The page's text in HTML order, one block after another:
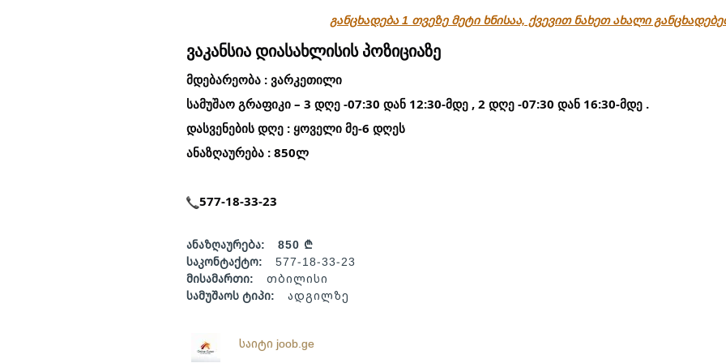
განცხადება 1 თვეზე მეტი ხნისაა, ქვევით ნახეთ ახალი
ვაკანსია დიასახლისის პოზიციაზე
მდებარეობა : ვარკეთილი
სამუშაო გრაფიკი – 3 დღე -07:30 დან 12:30-მდე , 2 დღე -07:30 დან 16:30-მდე .
დასვენების დღე : ყოველი მე-6 დღეს
ანაზღაურება : 850ლ
577-18-33-23
ანაზღაურება:
850 ₾
საკონტაქტო:
577-18-33-23
მისამართი:
თბილისი
სამუშაოს ტიპი:
ადგილზე
საიტი joob.ge